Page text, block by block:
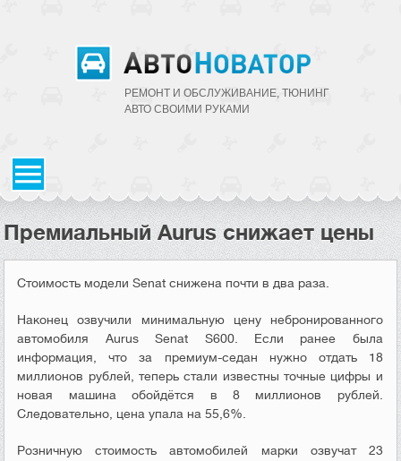
РЕМОНТ И ОБСЛУЖИВАНИЕ, ТЮНИНГ
АВТО CВОИМИ РУКАМИ
Премиальный Aurus снижает цены
Стоимость модели Senat снижена почти в два раза.
Наконец озвучили минимальную цену небронированного
автомобиля Aurus Senat S600. Если ранее была
информация, что за премиум-седан нужно отдать 18
миллионов рублей, теперь стали известны точные цифры и
новая машина обойдётся в 8 миллионов рублей.
Следовательно, цена упала на 55,6%.
Розничную стоимость автомобилей марки озвучат 23